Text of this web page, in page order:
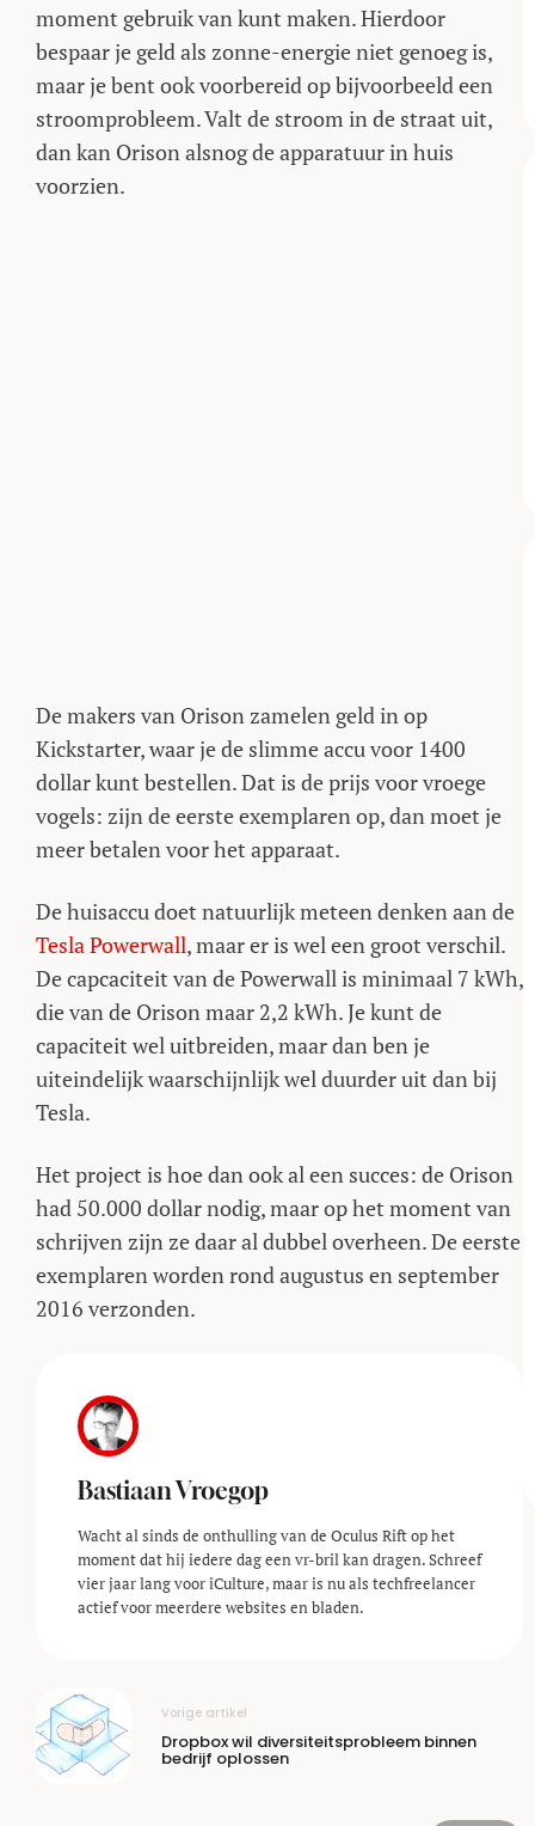
moment gebruik van kunt maken. Hierdoor
bespaar je geld als zonne-energie niet genoeg is,
maar je bent ook voorbereid op bijvoorbeeld een
stroomprobleem. Valt de stroom in de straat uit,
dan kan Orison alsnog de apparatuur in huis
voorzien.
De makers van Orison zamelen geld in op
Kickstarter, waar je de slimme accu voor 1400
dollar kunt bestellen. Dat is de prijs voor vroege
vogels: zijn de eerste exemplaren op, dan moet je
meer betalen voor het apparaat.
De huisaccu doet natuurlijk meteen denken aan de
Tesla Powerwall, maar er is wel een groot verschil.
De capcaciteit van de Powerwall is minimaal 7 kWh,
die van de Orison maar 2,2 kWh. Je kunt de
capaciteit wel uitbreiden, maar dan ben je
uiteindelijk waarschijnlijk wel duurder uit dan bij
Tesla.
Het project is hoe dan ook al een succes: de Orison
had 50.000 dollar nodig, maar op het moment van
schrijven zijn ze daar al dubbel overheen. De eerste
exemplaren worden rond augustus en september
2016 verzonden.
Bastiaan Vroegop
Wacht al sinds de onthulling van de Oculus Rift op het
moment dat hij iedere dag een vr-bril kan dragen. Schreef
vier jaar lang voor iCulture, maar is nu als techfreelancer
actief voor meerdere websites en bladen.
Vorige artikel
Dropbox wil diversiteitsprobleem binnen
bedrijf oplossen